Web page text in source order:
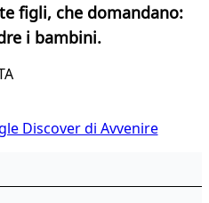
figli, che domandano:
i bambini.
Discover di Avvenire